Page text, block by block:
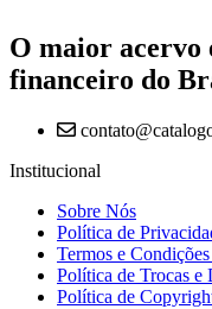
O maior acervo
financeiro do
Institucional
Sobre Nós
Política de
Termos e
Política de Trocas e
Política de